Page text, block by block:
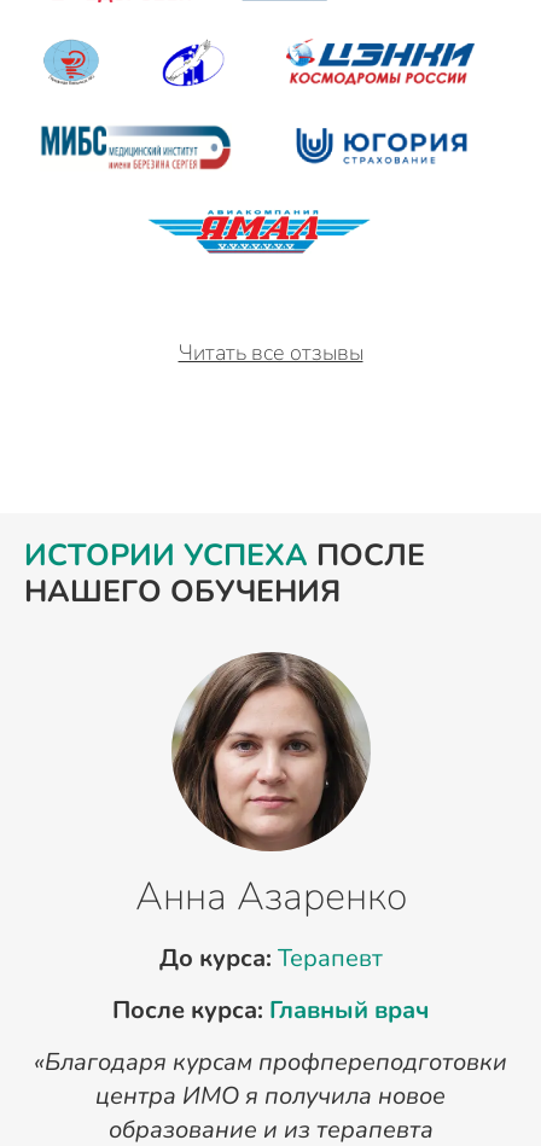
Читать все отзывы
ИСТОРИИ УСПЕХА ПОСЛЕ
НАШЕГО ОБУЧЕНИЯ
Анна Азаренко
До курса: Терапевт
После курса: Главный врач
«Благодаря курсам профпереподготовки
центра ИМО я получила новое
образование и из терапевта